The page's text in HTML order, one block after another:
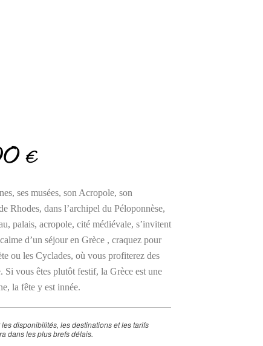
ses musées, son Acropole, son
Rhodes, dans l’archipel du Péloponnèse,
palais, acropole, cité médiévale, s’invitent
d’un séjour en Grèce , craquez pour
ou les Cyclades, où vous profiterez des
Si vous êtes plutôt festif, la Grèce est une
la fête y est innée.
disponibilités, les destinations et les tarifs
dans les plus brefs délais.